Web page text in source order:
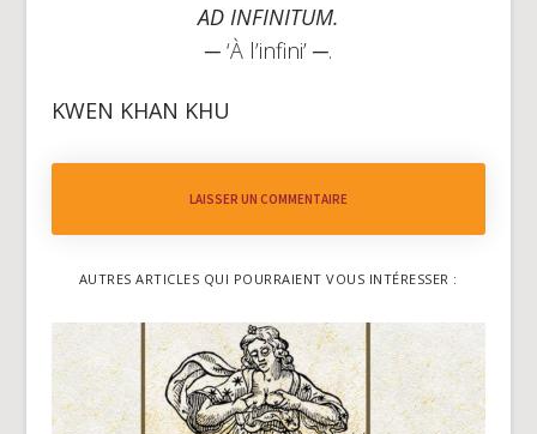
AD INFINITUM.
─ ‘À l’infini’ ─.
KWEN KHAN KHU
LAISSER UN COMMENTAIRE
AUTRES ARTICLES QUI POURRAIENT VOUS INTÉRESSER :